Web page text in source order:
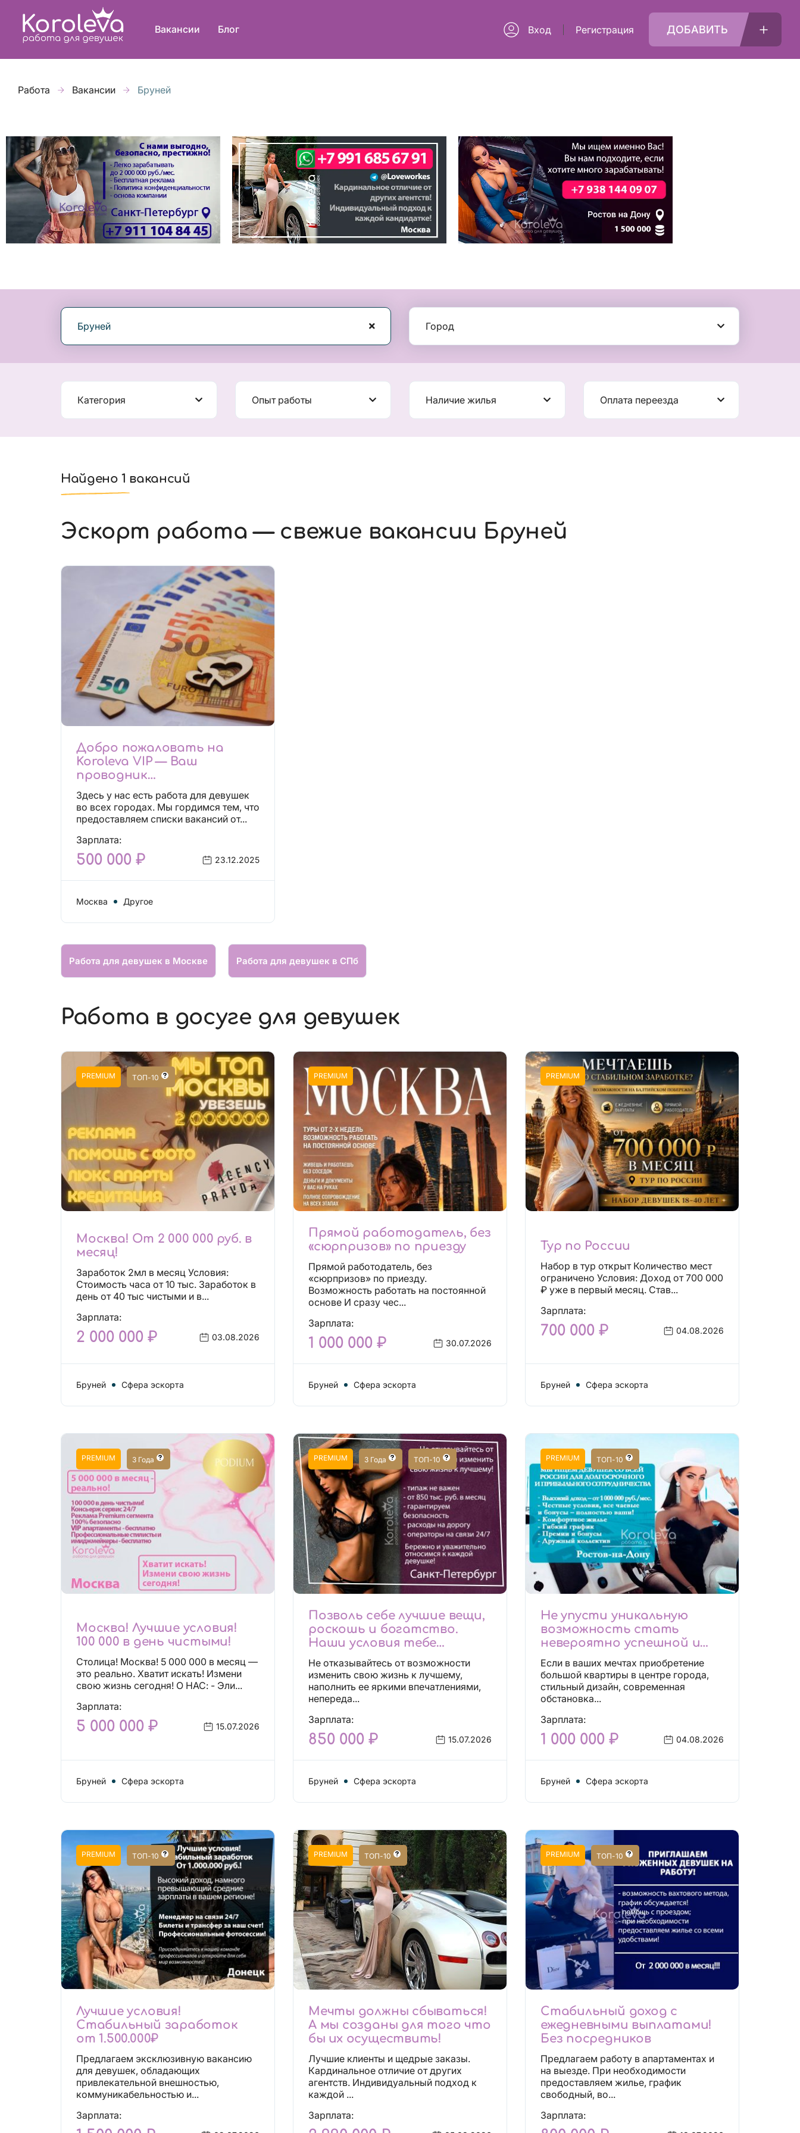
Вакансии Блог Вход Регистрация ДОБАВИТЬ
Работа Вакансии Бруней
Бруней Город
Категория Опыт работы Наличие жилья Оплата переезда
Найдено 1 вакансий
Эскорт работа — свежие вакансии Бруней
Добро пожаловать на
Koroleva VIP — Ваш
проводник
высокооплачиваемых
вакансий!
Здесь у нас есть работа для девушек
во всех городах. Мы гордимся тем, что
предоставляем списки вакансий от...
Зарплата:
500 000 ₽ 23.12.2025
Москва Другое
Работа для девушек в Москве Работа для девушек в СПб
Работа в досуге для девушек
PREMIUM ТОП-10
Москва! От 2 000 000 руб. в
месяц!
Заработок 2мл в месяц Условия:
Стоимость часа от 10 тыс. Заработок в
день от 40 тыс чистыми и в...
Зарплата:
2 000 000 ₽ 03.08.2026
Бруней Сфера эскорта
PREMIUM
Прямой работодатель, без
«сюрпризов» по приезду
Прямой работодатель, без
«сюрпризов» по приезду.
Возможность работать на постоянной
основе И сразу чес...
Зарплата:
1 000 000 ₽ 30.07.2026
Бруней Сфера эскорта
PREMIUM
Тур по России
Набор в тур открыт Количество мест
ограничено Условия: Доход от 700 000
₽ уже в первый месяц. Став...
Зарплата:
700 000 ₽ 04.08.2026
Бруней Сфера эскорта
PREMIUM 3 Года
Москва! Лучшие условия!
100 000 в день чистыми!
Столица! Москва! 5 000 000 в месяц —
это реально. Хватит искать! Измени
свою жизнь сегодня! О НАС: - Эли...
Зарплата:
5 000 000 ₽ 15.07.2026
Бруней Сфера эскорта
PREMIUM 3 Года ТОП-10
Позволь себе лучшие вещи,
роскошь и богатство.
Наши условия тебе
понравятся!
Действительно отличные
условия и поддержка!
Не отказывайтесь от возможности
изменить свою жизнь к лучшему,
наполнить ее яркими впечатлениями,
непереда...
Зарплата:
850 000 ₽ 15.07.2026
Бруней Сфера эскорта
PREMIUM ТОП-10
Не упусти уникальную
возможность стать
невероятно успешной и
независимой!
Если в ваших мечтах приобретение
большой квартиры в центре города,
стильный дизайн, современная
обстановка...
Зарплата:
1 000 000 ₽ 04.08.2026
Бруней Сфера эскорта
PREMIUM ТОП-10
Лучшие условия!
Стабильный заработок
от 1.500.000₽
Предлагаем эксклюзивную вакансию
для девушек, обладающих
привлекательной внешностью,
коммуникабельностью и...
Зарплата:
PREMIUM ТОП-10
Мечты должны сбываться!
А мы созданы для того что
бы их осуществить!
Лучшие клиенты и щедрые заказы.
Кардинальное отличие от других
агентств. Индивидуальный подход к
каждой ...
Зарплата:
PREMIUM ТОП-10
Стабильный доход с
ежедневными выплатами!
Без посредников
Предлагаем работу в апартаментах и
на выезде. При необходимости
предоставляем жилье, график
свободный, во...
Зарплата: